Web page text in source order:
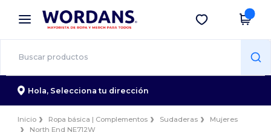
× App de Wordans
¡Mejores precios en app!
Descargar app
Hola, Selecciona tu dirección
Inicio Ropa básica | Complementos Sudaderas
Mujeres
North End NE712W